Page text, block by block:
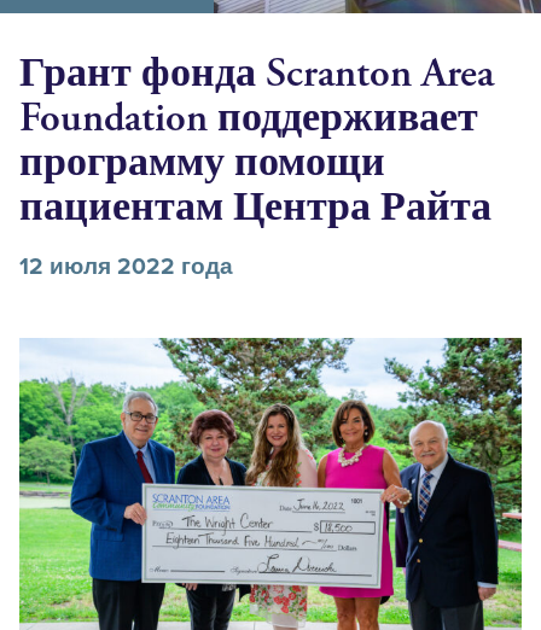
Грант фонда Scranton Area
Foundation поддерживает
программу помощи
пациентам Центра Райта
12 июля 2022 года